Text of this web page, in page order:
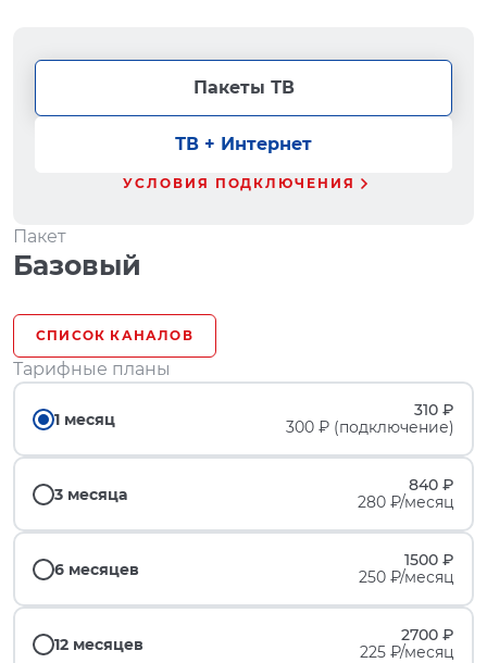
Пакеты ТВ
ТВ + Интернет
УСЛОВИЯ ПОДКЛЮЧЕНИЯ
Пакет
Базовый
СПИСОК КАНАЛОВ
Тарифные планы
1 месяц
310 ₽
300 ₽ (подключение)
3 месяца
840 ₽
280 ₽/месяц
6 месяцев
1500 ₽
250 ₽/месяц
12 месяцев
2700 ₽
225 ₽/месяц